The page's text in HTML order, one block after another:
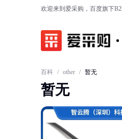
欢迎来到爱采购，百度旗下
百科 / other / 暂无
暂无